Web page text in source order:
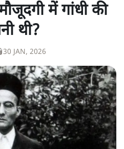
में गांधी की
थी?
30 JAN, 2026